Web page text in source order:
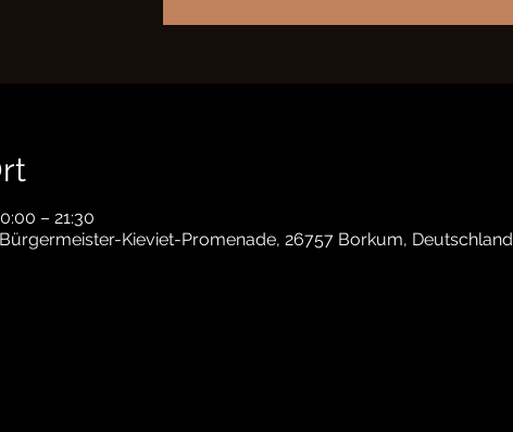
– 21:30
Kieviet-Promenade, 26757 Borkum, Deutschland